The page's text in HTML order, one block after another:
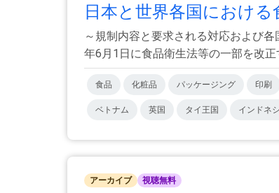
日本と世界各国におけ
～規制内容と要求される対応および
年6月1日に食品衛生法等の一部を改正
食品 化粧品 パッケージング 印刷
ベトナム 英国 タイ王国 インドネ
アーカイブ 視聴無料